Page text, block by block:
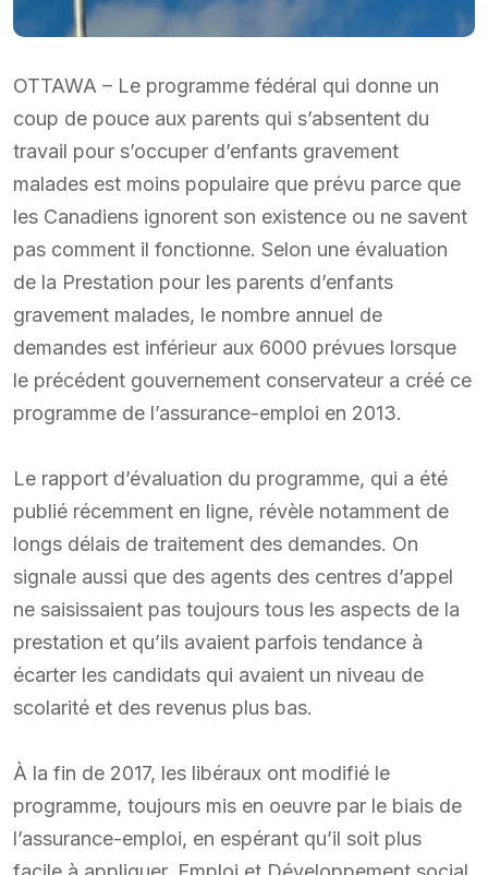
OTTAWA – Le programme fédéral qui donne un
coup de pouce aux parents qui s’absentent du
travail pour s’occuper d’enfants gravement
malades est moins populaire que prévu parce que
les Canadiens ignorent son existence ou ne savent
pas comment il fonctionne. Selon une évaluation
de la Prestation pour les parents d’enfants
gravement malades, le nombre annuel de
demandes est inférieur aux 6000 prévues lorsque
le précédent gouvernement conservateur a créé ce
programme de l’assurance-emploi en 2013.
Le rapport d’évaluation du programme, qui a été
publié récemment en ligne, révèle notamment de
longs délais de traitement des demandes. On
signale aussi que des agents des centres d’appel
ne saisissaient pas toujours tous les aspects de la
prestation et qu’ils avaient parfois tendance à
écarter les candidats qui avaient un niveau de
scolarité et des revenus plus bas.
À la fin de 2017, les libéraux ont modifié le
programme, toujours mis en oeuvre par le biais de
l’assurance-emploi, en espérant qu’il soit plus